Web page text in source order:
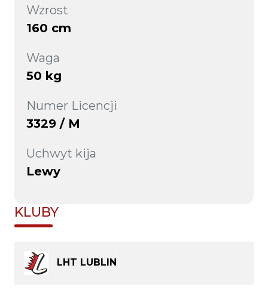
Wzrost
160 cm
Waga
50 kg
Numer Licencji
3329 / M
Uchwyt kija
Lewy
KLUBY
LHT LUBLIN